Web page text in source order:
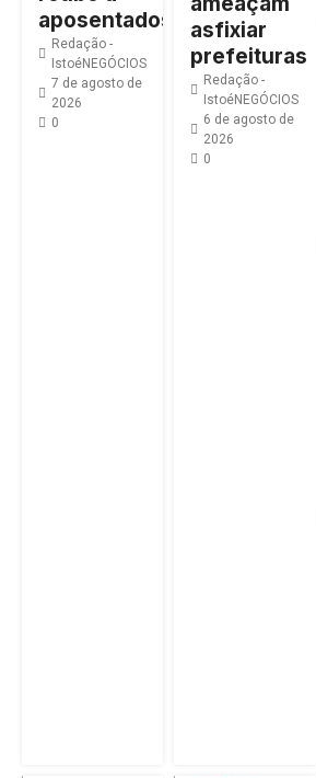
aposentados
Redação -
IstoéNEGÓCIOS
7 de agosto de
2026
0
asfixiar
prefeituras
Redação -
IstoéNEGÓCIOS
6 de agosto de
2026
0